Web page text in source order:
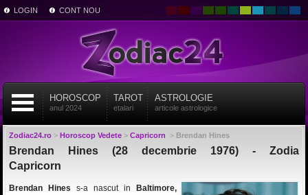
LOGIN CONT NOU
HOROSCOP
anul 2024
TAROT
etalari
ASTROLOGIE
articole astrologice
Zodiac24.ro> Horoscop Vedete> Capricorn > Brendan Hines
Brendan Hines (28 decembrie 1976) - Zodia
Capricorn
Brendan Hines s-a nascut in
Baltimore,